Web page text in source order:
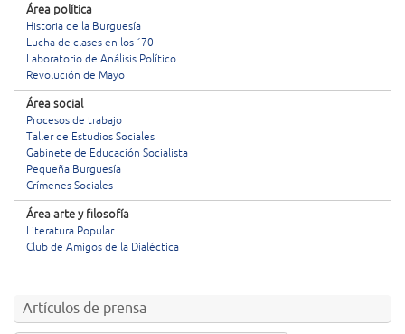
Área política
Historia de la Burguesía
Lucha de clases en los ´70
Laboratorio de Análisis Político
Revolución de Mayo
Área social
Procesos de trabajo
Taller de Estudios Sociales
Gabinete de Educación Socialista
Pequeña Burguesía
Crímenes Sociales
Área arte y filosofía
Literatura Popular
Club de Amigos de la Dialéctica
Artículos de prensa